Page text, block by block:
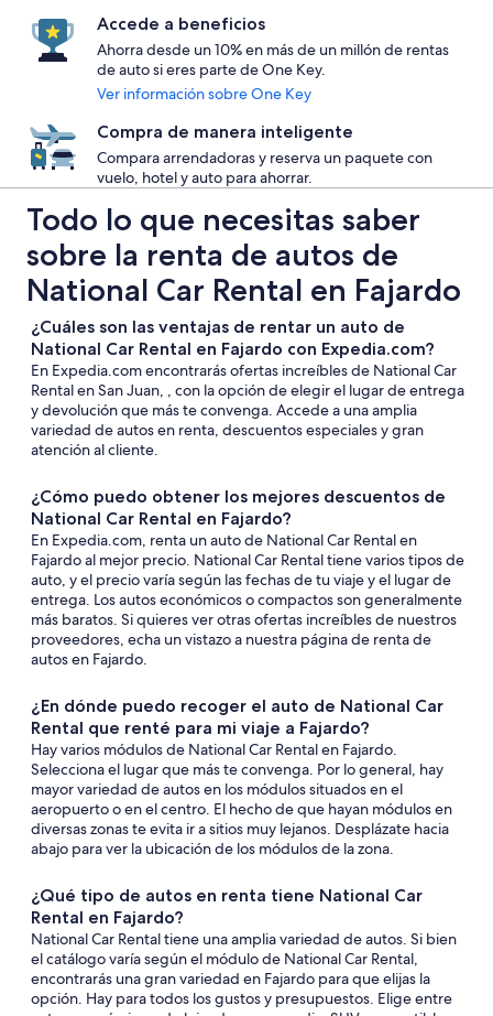
Accede a beneficios
Ahorra desde un 10% en más de un millón de rentas
de auto si eres parte de One Key.
Ver información sobre One Key
Compra de manera inteligente
Compara arrendadoras y reserva un paquete con
vuelo, hotel y auto para ahorrar.
Todo lo que necesitas saber
sobre la renta de autos de
National Car Rental en Fajardo
¿Cuáles son las ventajas de rentar un auto de
National Car Rental en Fajardo con Expedia.com?
En Expedia.com encontrarás ofertas increíbles de National Car
Rental en San Juan, , con la opción de elegir el lugar de entrega
y devolución que más te convenga. Accede a una amplia
variedad de autos en renta, descuentos especiales y gran
atención al cliente.
¿Cómo puedo obtener los mejores descuentos de
National Car Rental en Fajardo?
En Expedia.com, renta un auto de National Car Rental en
Fajardo al mejor precio. National Car Rental tiene varios tipos de
auto, y el precio varía según las fechas de tu viaje y el lugar de
entrega. Los autos económicos o compactos son generalmente
más baratos. Si quieres ver otras ofertas increíbles de nuestros
proveedores, echa un vistazo a nuestra página de renta de
autos en Fajardo.
¿En dónde puedo recoger el auto de National Car
Rental que renté para mi viaje a Fajardo?
Hay varios módulos de National Car Rental en Fajardo.
Selecciona el lugar que más te convenga. Por lo general, hay
mayor variedad de autos en los módulos situados en el
aeropuerto o en el centro. El hecho de que hayan módulos en
diversas zonas te evita ir a sitios muy lejanos. Desplázate hacia
abajo para ver la ubicación de los módulos de la zona.
¿Qué tipo de autos en renta tiene National Car
Rental en Fajardo?
National Car Rental tiene una amplia variedad de autos. Si bien
el catálogo varía según el módulo de National Car Rental,
encontrarás una gran variedad en Fajardo para que elijas la
opción. Hay para todos los gustos y presupuestos. Elige entre